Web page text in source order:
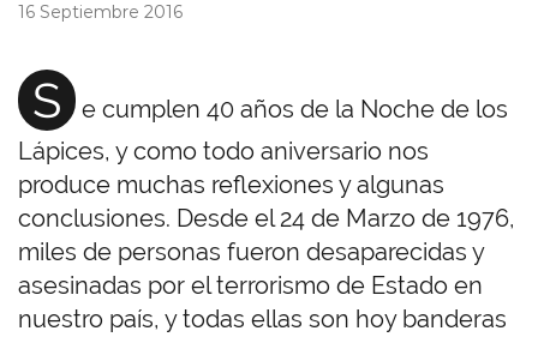
A
pp m
16 Septiembre 2016
S
e cumplen 40 años de la Noche de los
Lápices, y como todo aniversario nos
produce muchas reflexiones y algunas
conclusiones. Desde el 24 de Marzo de 1976,
miles de personas fueron desaparecidas y
asesinadas por el terrorismo de Estado en
nuestro país, y todas ellas son hoy banderas